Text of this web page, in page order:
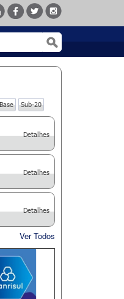
Sub-20
Detalhes
Detalhes
Detalhes
Ver Todos